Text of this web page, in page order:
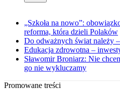
„Szkoła na nowo”:
reforma, która dzieli Polaków
Do odważnych świat należy
Edukacja zdrowotna –
Sławomir Broniarz: Nie
go nie wykluczamy
Promowane treści